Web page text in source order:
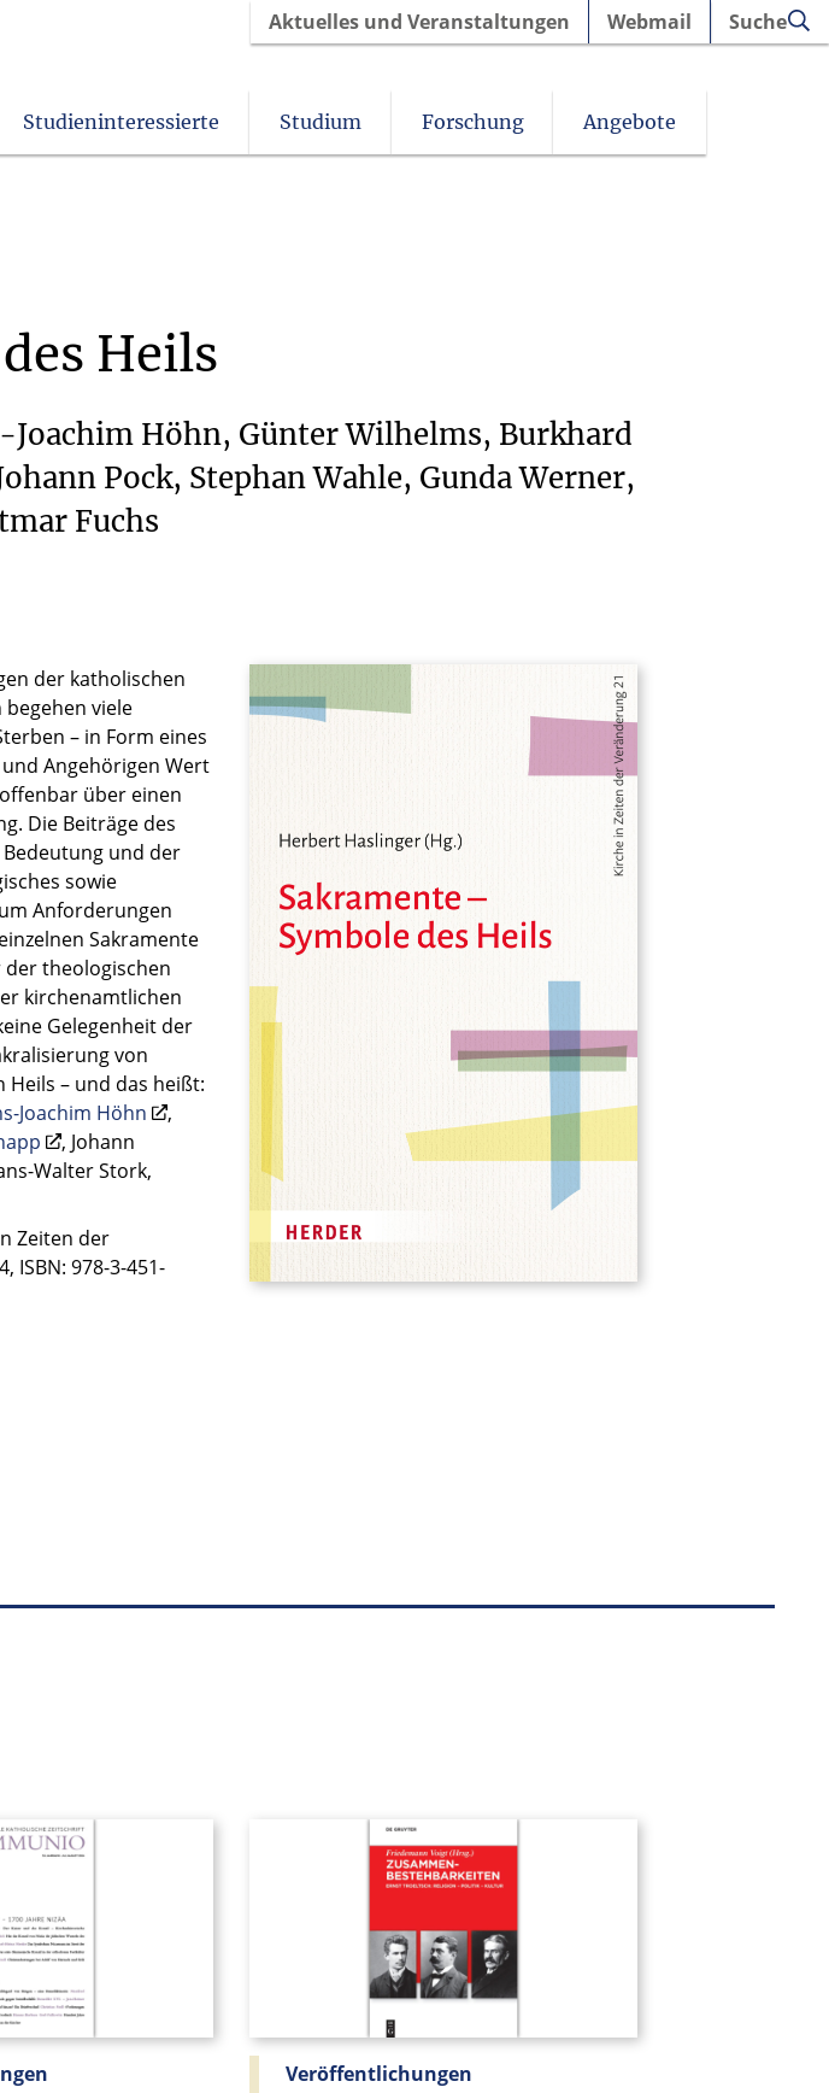
Studieninteressierte Studium Forschung Angebote
Aktuelles und Veranstaltungen Webmail Suche
des Heils
Höhn, Günter Wilhelms, Burkhard
Pock, Stephan Wahle, Gunda Werner,
Fuchs
der katholischen
begehen viele
– in Form eines
Angehörigen Wert
über einen
Die Beiträge des
und der
sowie
Anforderungen
Sakramente
der theologischen
kirchenamtlichen
Gelegenheit der
von
– und das heißt:
Joachim Höhn
,
, Johann
Walter Stork,
Zeiten der
ISBN: 978-3-451-
Veröffentlichungen